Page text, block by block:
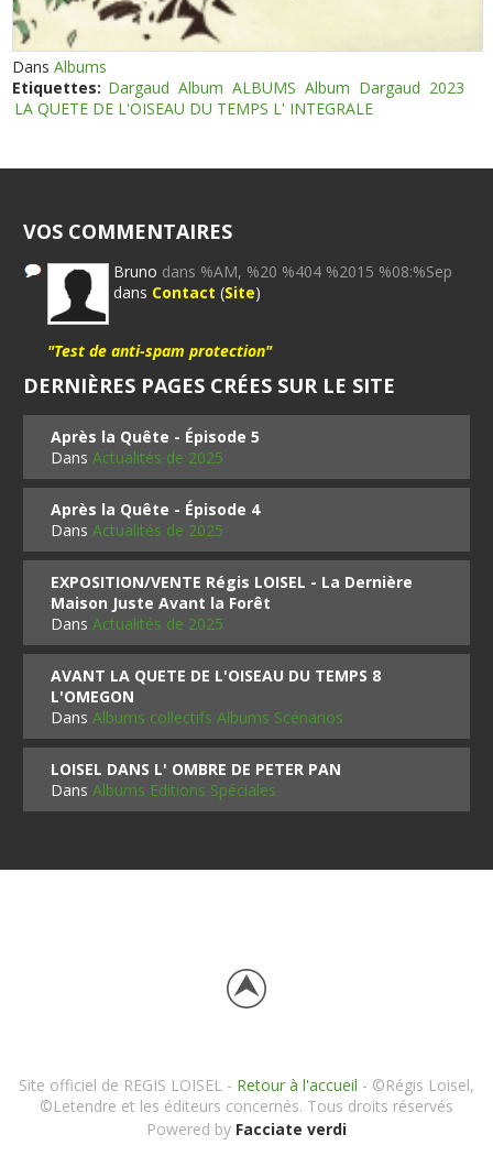
DansAlbums
Etiquettes: Dargaud Album ALBUMS Album Dargaud 2023
LA QUETE DE L'OISEAU DU TEMPS L' INTEGRALE
VOS COMMENTAIRES
Bruno dans %AM, %20 %404 %2015 %08:%Sep
dans Contact (Site)
"Test de anti-spam protection"
DERNIÈRES PAGES CRÉES SUR LE SITE
Après la Quête - Épisode 5
DansActualités de 2025
Après la Quête - Épisode 4
DansActualités de 2025
EXPOSITION/VENTE Régis LOISEL - La Dernière
Maison Juste Avant la Forêt
DansActualités de 2025
AVANT LA QUETE DE L'OISEAU DU TEMPS 8
L'OMEGON
DansAlbums collectifs Albums Scénarios
LOISEL DANS L' OMBRE DE PETER PAN
DansAlbums Editions Spéciales
Site officiel de REGIS LOISEL - Retour à l'accueil - ©Régis Loisel,
©Letendre et les éditeurs concernés. Tous droits réservés
Powered by Facciate verdi